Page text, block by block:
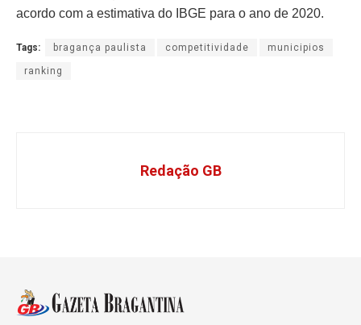
acordo com a estimativa do IBGE para o ano de 2020.
Tags: bragança paulista competitividade municipios
ranking
Redação GB